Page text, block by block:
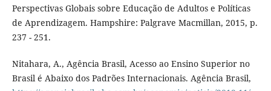
Perspectivas Globais sobre Educação de Adultos e Políticas
de Aprendizagem. Hampshire: Palgrave Macmillan, 2015, p.
237 - 251.
Nitahara, A., Agência Brasil, Acesso ao Ensino Superior no
Brasil é Abaixo dos Padrões Internacionais. Agência Brasil,